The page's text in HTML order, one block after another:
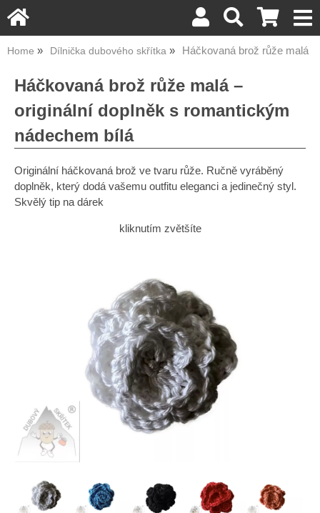
Home Dílnička dubového skřítka Háčkovaná brož růže malá
Háčkovaná brož růže malá –
originální doplněk s romantickým
nádechem bílá
Originální háčkovaná brož ve tvaru růže. Ručně vyráběný
doplněk, který dodá vašemu outfitu eleganci a jedinečný styl.
Skvělý tip na dárek
kliknutím zvětšíte